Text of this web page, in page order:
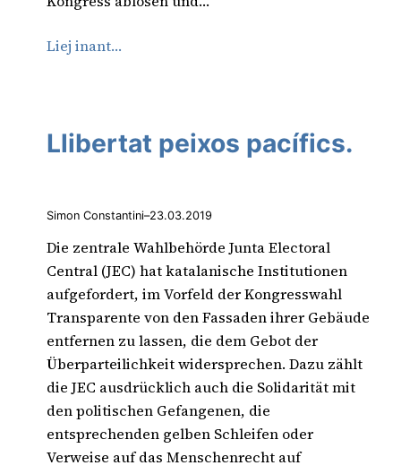
Liej inant…
Llibertat peixos pacífics.
Simon Constantini–23.03.2019
Die zentrale Wahlbehörde Junta Electoral
Central (JEC) hat katalanische Institutionen
aufgefordert, im Vorfeld der Kongresswahl
Transparente von den Fassaden ihrer Gebäude
entfernen zu lassen, die dem Gebot der
Überparteilichkeit widersprechen. Dazu zählt
die JEC ausdrücklich auch die Solidarität mit
den politischen Gefangenen, die
entsprechenden gelben Schleifen oder
Verweise auf das Menschenrecht auf